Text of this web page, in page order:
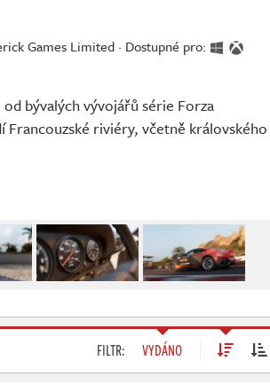
Games Limited · Dostupné pro:
bývalých vývojářů série Forza
riviéry, včetně královského
FILTR: VYDÁNO